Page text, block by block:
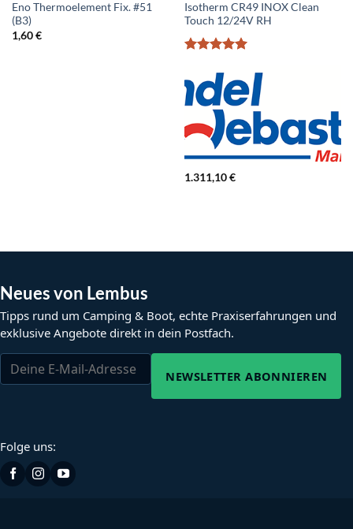
Eno Thermoelement Fix. #51
(B3)
1,60€
Isotherm CR49 INOX Clean
Touch 12/24V RH
von
5
1.311,10€
Neues von Lembus
Tipps rund um Camping & Boot, echte Praxiserfahrungen und
exklusive Angebote direkt in dein Postfach.
NEWSLETTER ABONNIEREN
Folge uns: